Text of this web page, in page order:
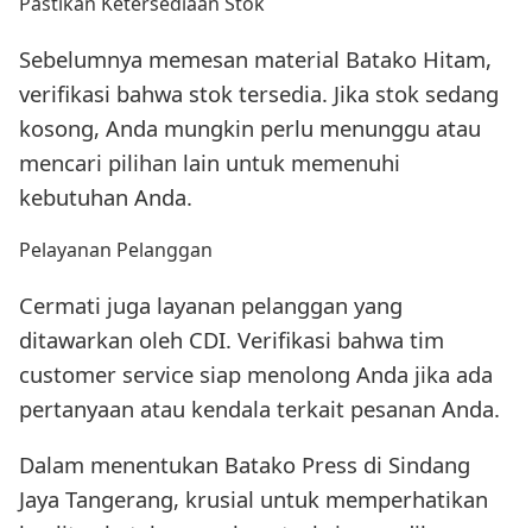
Sebelumnya memesan material Batako Hitam,
verifikasi bahwa stok tersedia. Jika stok sedang
kosong, Anda mungkin perlu menunggu atau
mencari pilihan lain untuk memenuhi
kebutuhan Anda.
Pelayanan Pelanggan
Cermati juga layanan pelanggan yang
ditawarkan oleh CDI. Verifikasi bahwa tim
customer service siap menolong Anda jika ada
pertanyaan atau kendala terkait pesanan Anda.
Dalam menentukan Batako Press di Sindang
Jaya Tangerang, krusial untuk memperhatikan